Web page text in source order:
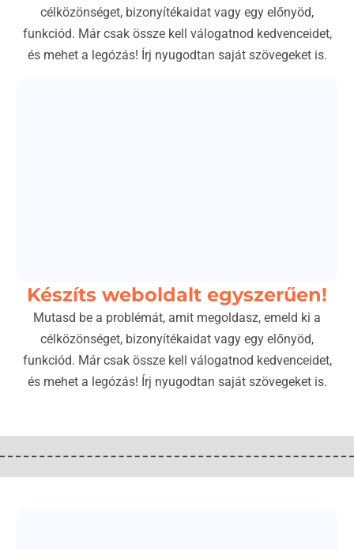
célközönséget, bizonyítékaidat vagy egy előnyöd,
funkciód. Már csak össze kell válogatnod kedvenceidet,
és mehet a legózás! Írj nyugodtan saját szövegeket is.
Készíts weboldalt egyszerűen!
Mutasd be a problémát, amit megoldasz, emeld ki a
célközönséget, bizonyítékaidat vagy egy előnyöd,
funkciód. Már csak össze kell válogatnod kedvenceidet,
és mehet a legózás! Írj nyugodtan saját szövegeket is.